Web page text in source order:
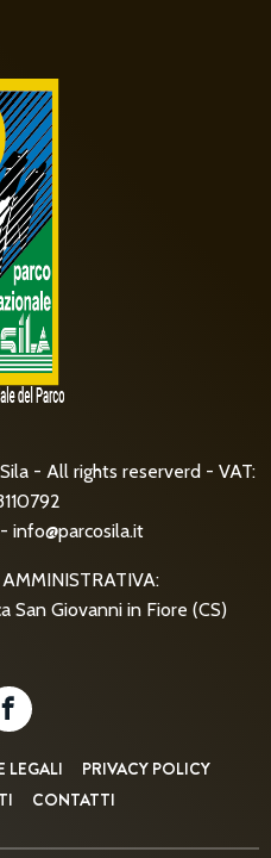
- All rights reserverd - VAT:
info@parcosila.it
San Giovanni in Fiore (CS)
LEGALI
PRIVACY POLICY
CONTATTI